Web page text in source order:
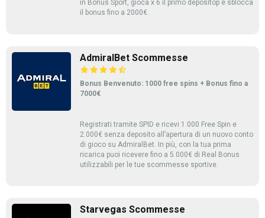
in Bonus Sport, gioca x 6 il primo depositop e sblocca
il bonus fino a 2000€.
AdmiralBet Scommesse
Bonus Benvenuto: 1000 free spins + Bonus fino a
7000€
Registrati tramite SPID e ricevi 1.000 Free Spin e
2.000€ senza deposito all’apertura di un nuovo conto
di gioco su AdmiralBet. In più, con la tua prima
ricarica puoi ricevere fino a 5.000€ di Real Bonus
utilizzabili per le tue scommesse sportive.
Starvegas Scommesse